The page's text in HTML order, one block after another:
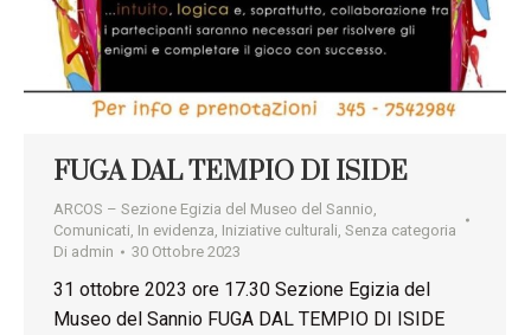
FUGA DAL TEMPIO DI ISIDE
ARCOS – Sezione Egizia del Museo del Sannio
Comunicati In evidenza Iniziative culturali Senza categoria
Di admin 30 Ottobre 2023
31 ottobre 2023 ore 17.30 Sezione Egizia del
Museo del Sannio FUGA DAL TEMPIO DI ISIDE